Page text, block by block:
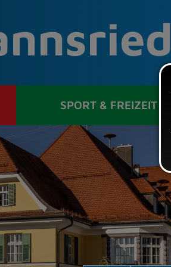
SPORT & FREIZEIT